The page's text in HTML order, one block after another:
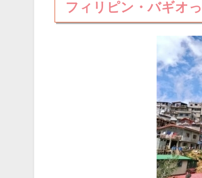
フィリピン・バギオ